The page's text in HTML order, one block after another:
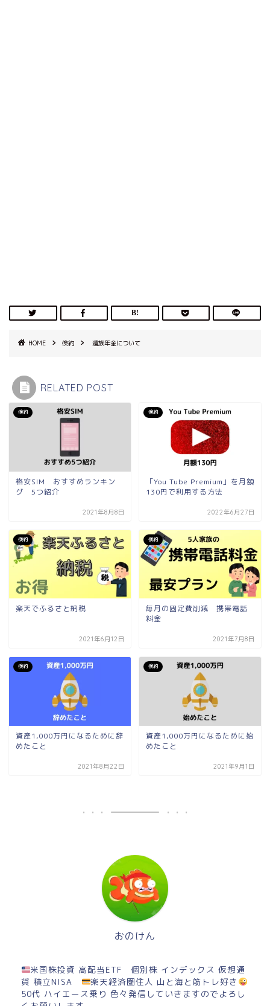
HOME 倹約 遺族年金について
RELATED POST
倹約
格安SIM おすすめランキン
グ 5つ紹介
2021年8月8日
倹約
「You Tube Premium」を月額
130円で利用する方法
2022年6月27日
倹約
楽天でふるさと納税
2021年6月12日
倹約
毎月の固定費削減 携帯電話
料金
2021年7月8日
倹約
資産1,000万円になるために辞
めたこと
2021年8月22日
倹約
資産1,000万円になるために始
めたこと
2021年9月1日
おのけん
米国株投資 高配当ETF 個別株 インデックス 仮想通
貨 積立NISA
楽天経済圏住人 山と海と筋トレ好き
50代 ハイエース乗り 色々発信していきますのでよろし